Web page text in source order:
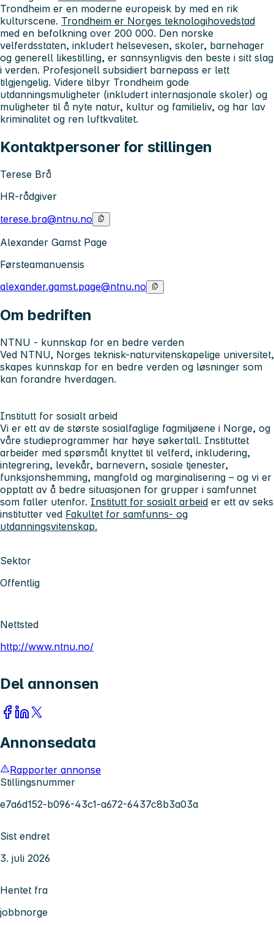
Trondheim er en moderne europeisk by med en rik
kulturscene. Trondheim er Norges teknologihovedstad
med en befolkning over 200 000. Den norske
velferdsstaten, inkludert helsevesen, skoler, barnehager
og generell likestilling, er sannsynligvis den beste i sitt slag
i verden. Profesjonell subsidiert barnepass er lett
tilgjengelig. Videre tilbyr Trondheim gode
utdanningsmuligheter (inkludert internasjonale skoler) og
muligheter til å nyte natur, kultur og familieliv, og har lav
kriminalitet og ren luftkvalitet.
Kontaktpersoner for stillingen
Terese Brå
HR-rådgiver
terese.bra@ntnu.no
Alexander Gamst Page
Førsteamanuensis
alexander.gamst.page@ntnu.no
Om bedriften
NTNU - kunnskap for en bedre verden
Ved NTNU, Norges teknisk-naturvitenskapelige universitet,
skapes kunnskap for en bedre verden og løsninger som
kan forandre hverdagen.
Institutt for sosialt arbeid
Vi er ett av de største sosialfaglige fagmiljøene i Norge, og
våre studieprogrammer har høye søkertall. Instituttet
arbeider med spørsmål knyttet til velferd, inkludering,
integrering, levekår, barnevern, sosiale tjenester,
funksjonshemming, mangfold og marginalisering – og vi er
opptatt av å bedre situasjonen for grupper i samfunnet
som faller utenfor. Institutt for sosialt arbeid er ett av seks
institutter ved Fakultet for samfunns- og
utdanningsvitenskap.
Sektor
Offentlig
Nettsted
http://www.ntnu.no/
Del annonsen
Annonsedata
Rapporter annonse
Stillingsnummer
e7a6d152-b096-43c1-a672-6437c8b3a03a
Sist endret
3. juli 2026
Hentet fra
jobbnorge